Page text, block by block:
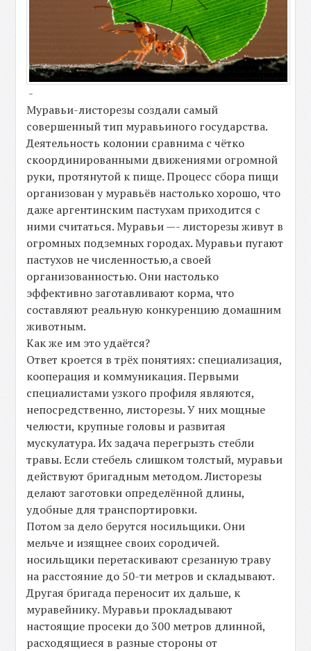
-
Муравьи-листорезы создали самый
совершенный тип муравьиного государства.
Деятельность колонии сравнима с чётко
скоординированными движениями огромной
руки, протянутой к пище. Процесс сбора пищи
организован у муравьёв настолько хорошо, что
даже аргентинским пастухам приходится с
ними считаться. Муравьи —- листорезы живут в
огромных подземных городах. Муравьи пугают
пастухов не численностью,а своей
организованностью. Они настолько
эффективно заготавливают корма, что
составляют реальную конкуренцию домашним
животным.
Как же им это удаётся?
Ответ кроется в трёх понятиях: специализация,
кооперация и коммуникация. Первыми
специалистами узкого профиля являются,
непосредственно, листорезы. У них мощные
челюсти, крупные головы и развитая
мускулатура. Их задача перегрызть стебли
травы. Если стебель слишком толстый, муравьи
действуют бригадным методом. Листорезы
делают заготовки определённой длины,
удобные для транспортировки.
Потом за дело берутся носильщики. Они
мельче и изящнее своих сородичей.
носильщики перетаскивают срезанную траву
на расстояние до 50-ти метров и складывают.
Другая бригада переносит их дальше, к
муравейнику. Муравьи прокладывают
настоящие просеки до 300 метров длинной,
расходящиеся в разные стороны от